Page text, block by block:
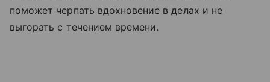
поможет черпать вдохновение в делах и не
выгорать с течением времени.